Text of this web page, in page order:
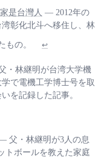
是台灣人 — 2012年の
彰化北斗へ移住し、林
もの。 ↩
・林継明が台湾大学機
で電機工学博士号を取
を記録した記事。
父・林継明が3人の息
トボールを教えた家庭